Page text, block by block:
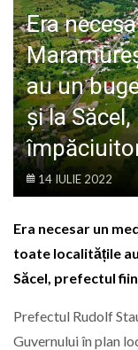
POLITIC
LIFE
Era
au un
și la
14 IULIE 2022
Era necesar un
toate localitățile
Săcel, prefectul
Prefectul Rudolf
Guvernului în plan